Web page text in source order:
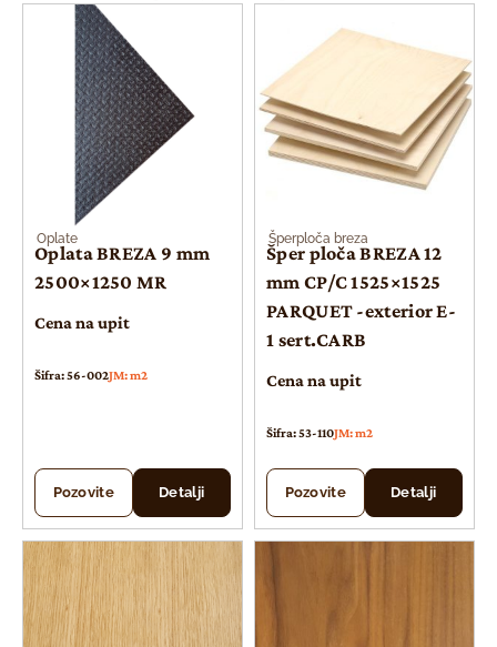
Oplate
Oplata BREZA 9 mm
2500×1250 MR
Cena na upit
Šifra: 56-002JM: m2
Pozovite Detalji
Šperploča breza
Šper ploča BREZA 12
mm CP/C 1525×1525
PARQUET -exterior E-
1 sert.CARB
Cena na upit
Šifra: 53-110JM: m2
Pozovite Detalji